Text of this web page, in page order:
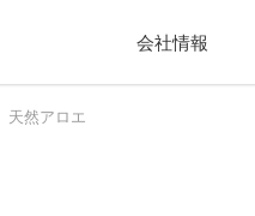
会社情報
天然アロエ